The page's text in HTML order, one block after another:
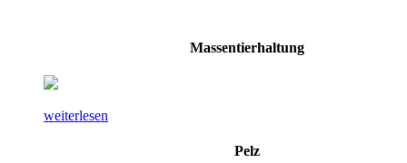
Massentierhaltung
weiterlesen
Pelz